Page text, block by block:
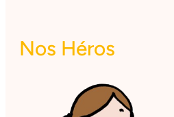
Nos Héros